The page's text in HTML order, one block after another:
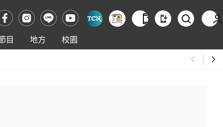
目 地方 校園